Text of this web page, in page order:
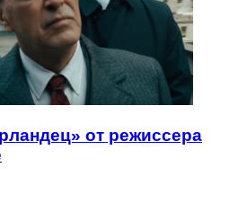
от режиссера